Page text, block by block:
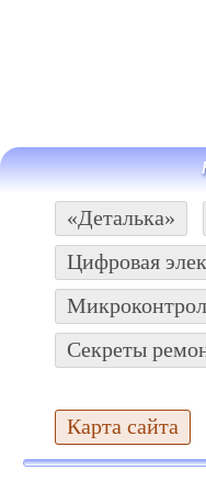
«Деталька»
Цифровая
Секреты
Карта сайта